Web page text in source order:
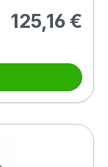
Prix régulier :
125,16 €